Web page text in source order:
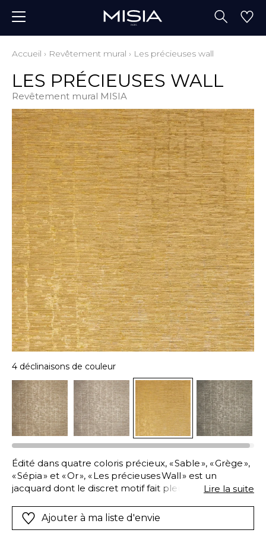
Accueil › Revêtement mural › Les précieuses wall
LES PRÉCIEUSES WALL
Revêtement mural MISIA
4 déclinaisons de couleur
Édité dans quatre coloris précieux, « Sable », « Grège »,
« Sépia » et « Or », « Les précieuses Wall » est un
jacquard dont le discret motif fait pleuvoir comme
veinée, comme un bois ancien. S’esquisse alors un
paysage délicat, où chaque détail murmure une
Lire la suite
Ajouter à ma liste d'envie